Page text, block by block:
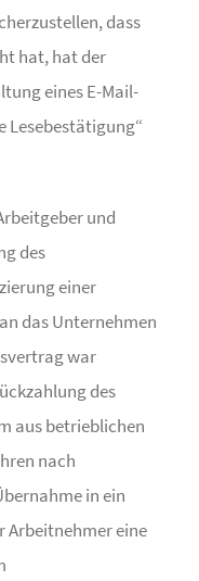
dass
hat, hat der
eines E-Mail-
Lesebestätigung“
und
des
einer
das Unternehmen
war
des
aus betrieblichen
nach
in ein
Arbeitnehmer eine